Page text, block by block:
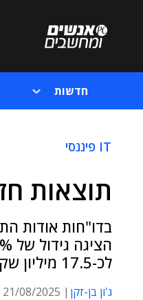
חדשות
IT פיננסי
תוצאות
לכ-17.5 מיליון שקל
ג'ון בן-זקן 21/08/2025 13:18